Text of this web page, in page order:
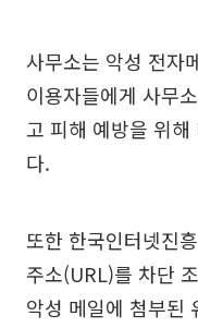
사무소는 악성 전자
이용자들에게 사무
고 피해 예방을 위
다.
또한 한국인터넷진
주소(URL)를 차단
악성 메일에 첨부된